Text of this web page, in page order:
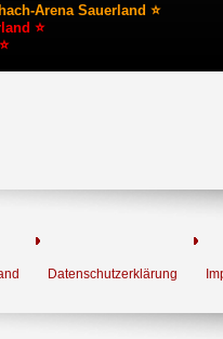
Arena Sauerland ⭐
⭐
Datenschutzerklärung